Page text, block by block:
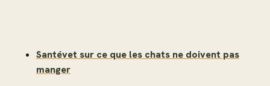
Santévet sur ce que les chats ne doivent pas
manger